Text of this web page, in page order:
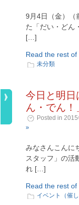
9月4日（金）（
た「だい・どん
[…]
Read the rest
未分類
今日と明
ん・でん！
Posted in
»
みなさんこんに
スタッフ」の活
れ […]
Read the rest
イベント（催し